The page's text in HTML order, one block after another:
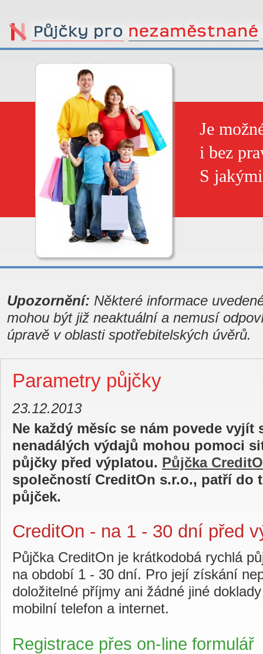
Je
i bez
S
Upozornění: Některé informace
mohou být již neaktuální a nemusí
úpravě v oblasti spotřebitelských úvěrů.
Parametry půjčky
23.12.2013
Ne každý měsíc se nám povede vyjít
nenadálých výdajů mohou pomoci
půjčky před výplatou. Půjčka
společností CreditOn s.r.o., patří do
půjček.
CreditOn - na 1 - 30 dní před
Půjčka CreditOn je krátkodobá rychlá
na období 1 - 30 dní. Pro její získání
doložitelné příjmy ani žádné jiné
mobilní telefon a internet.
Registrace přes on-line formulář